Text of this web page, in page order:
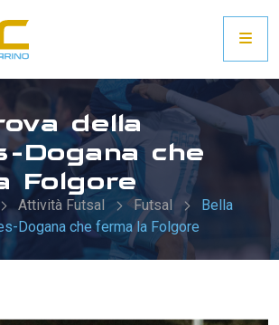
della
Dogana che
Folgore
Attività Futsal Futsal
Bella
Dogana che ferma la Folgore